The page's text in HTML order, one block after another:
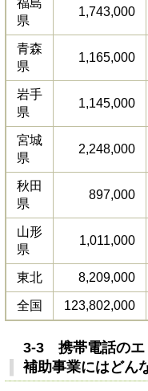
福島
県
1,743,000
青森
県
1,165,000
岩手
県
1,145,000
宮城
県
2,248,000
秋田
県
897,000
山形
県
1,011,000
東北 8,209,000
全国 123,802,000
3-3 携帯電話のエ
補助事業にはどん